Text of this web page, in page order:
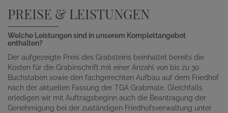
PREISE & LEISTUNGEN
Welche Leistungen sind in unserem Komplettangebot
enthalten?
Der aufgezeigte Preis des Grabsteins beinhaltet bereits die
Kosten für die Grabinschrift mit einer Anzahl von bis zu 30
Buchstaben sowie den fachgerechten Aufbau auf dem Friedhof
nach der aktuellen Fassung der TGA Grabmale. Gleichfalls
erledigen wir mit Auftragsbeginn auch die Beantragung der
Genehmigung bei der zuständigen Friedhofsverwaltung unter